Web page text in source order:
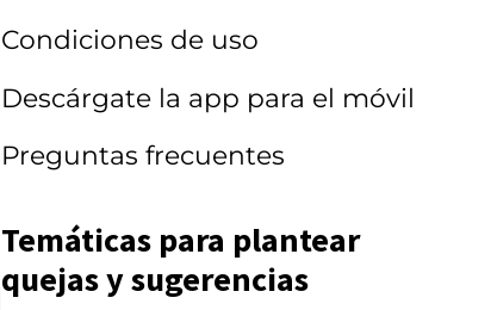
Condiciones de uso
Descárgate la app para el móvil
Preguntas frecuentes
Temáticas para plantear
quejas y sugerencias